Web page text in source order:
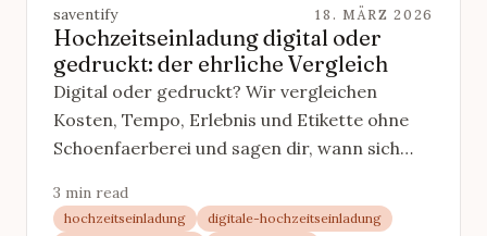
saventify 18. MÄRZ 2026
Hochzeitseinladung digital oder
gedruckt: der ehrliche Vergleich
Digital oder gedruckt? Wir vergleichen
Kosten, Tempo, Erlebnis und Etikette ohne
Schoenfaerberei und sagen dir, wann sich
3 min read
hochzeitseinladung
digitale-hochzeitseinladung